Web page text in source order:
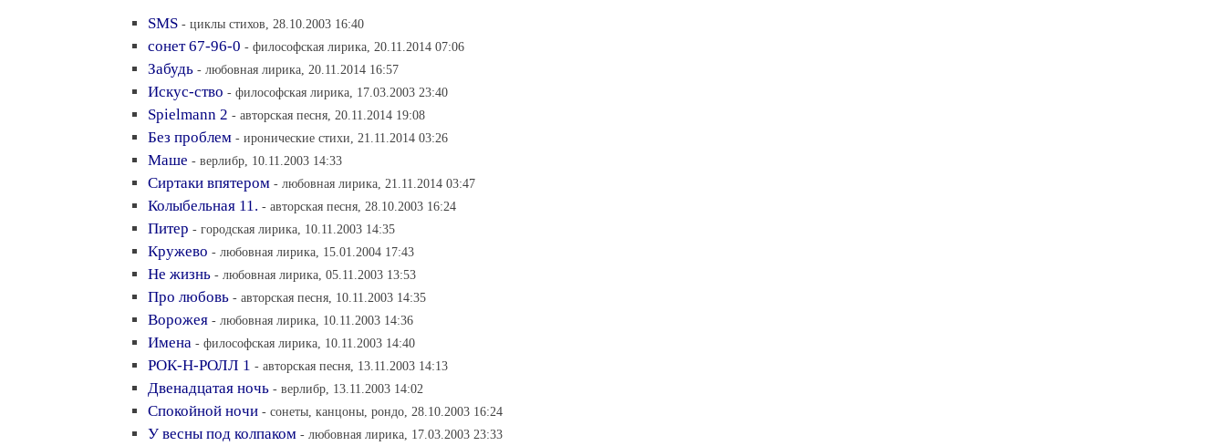
SMS - циклы стихов, 28.10.2003 16:40
сонет 67-96-0 - философская лирика, 20.11.2014 07:06
Забудь - любовная лирика, 20.11.2014 16:57
Искус-ство - философская лирика, 17.03.2003 23:40
Spielmann 2 - авторская песня, 20.11.2014 19:08
Без проблем - иронические стихи, 21.11.2014 03:26
Маше - верлибр, 10.11.2003 14:33
Сиртаки впятером - любовная лирика, 21.11.2014 03:47
Колыбельная 11. - авторская песня, 28.10.2003 16:24
Питер - городская лирика, 10.11.2003 14:35
Кружево - любовная лирика, 15.01.2004 17:43
Не жизнь - любовная лирика, 05.11.2003 13:53
Про любовь - авторская песня, 10.11.2003 14:35
Ворожея - любовная лирика, 10.11.2003 14:36
Имена - философская лирика, 10.11.2003 14:40
РОК-Н-РОЛЛ 1 - авторская песня, 13.11.2003 14:13
Двенадцатая ночь - верлибр, 13.11.2003 14:02
Спокойной ночи - сонеты, канцоны, рондо, 28.10.2003 16:24
У весны под колпаком - любовная лирика, 17.03.2003 23:33